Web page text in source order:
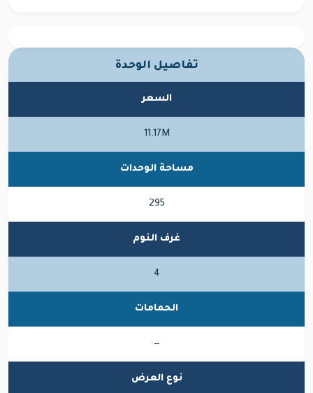
تفاصيل الوحدة
السعر
11.17M
مساحة الوحدات
295
غرف النوم
4
الحمامات
—
نوع العرض